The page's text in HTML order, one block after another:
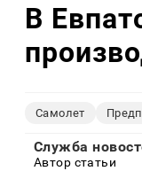
В
Самолет
Служба
Автор статьи